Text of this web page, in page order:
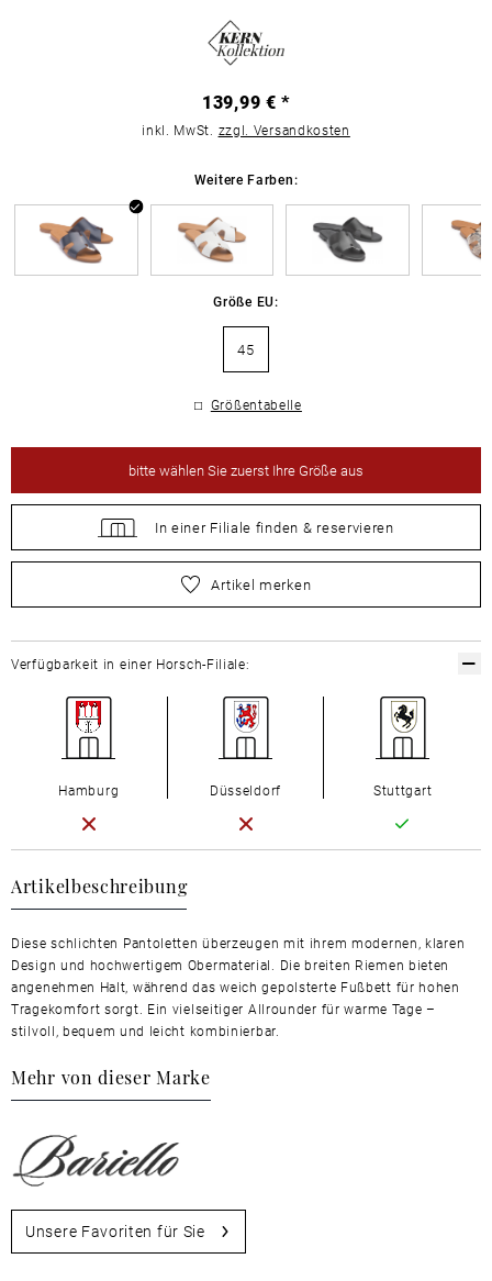
139,99 € *
inkl. MwSt. zzgl. Versandkosten
Weitere Farben:
Größe EU:
45
Größentabelle
bittewählen Sie zuerst Ihre Größe aus
In einer Filiale finden & reservieren
wählen Sie zuerst Ihre Größe aus
Artikel merken
Artikelbeschreibung
Diese schlichten Pantoletten überzeugen mit ihrem modernen, klaren
Design und hochwertigem Obermaterial. Die breiten Riemen bieten
angenehmen Halt, während das weich gepolsterte Fußbett für hohen
Tragekomfort sorgt. Ein vielseitiger Allrounder für warme Tage –
stilvoll, bequem und leicht kombinierbar.
Mehr von dieser Marke
Unsere Favoriten für Sie
Verfügbarkeit in einer Horsch-Filiale:
Hamburg Düsseldorf Stuttgart